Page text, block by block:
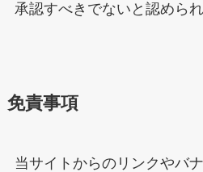
承認すべきでないと認められ
免責事項
当サイトからのリンクやバ